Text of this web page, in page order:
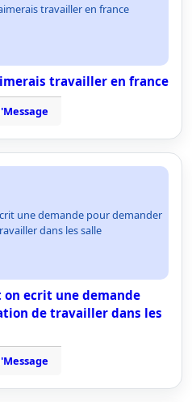
travailler en france
travailler en france
une demande pour demander
dans les salle
on ecrit une demande
de travailler dans les